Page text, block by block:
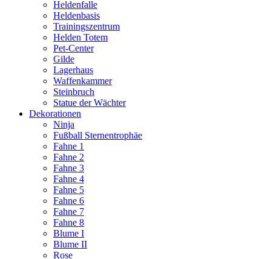
Heldenfalle
Heldenbasis
Trainingszentrum
Helden Totem
Pet-Center
Gilde
Lagerhaus
Waffenkammer
Steinbruch
Statue der Wächter
Dekorationen
Ninja
Fußball Sternentrophäe
Fahne 1
Fahne 2
Fahne 3
Fahne 4
Fahne 5
Fahne 6
Fahne 7
Fahne 8
Blume I
Blume II
Rose